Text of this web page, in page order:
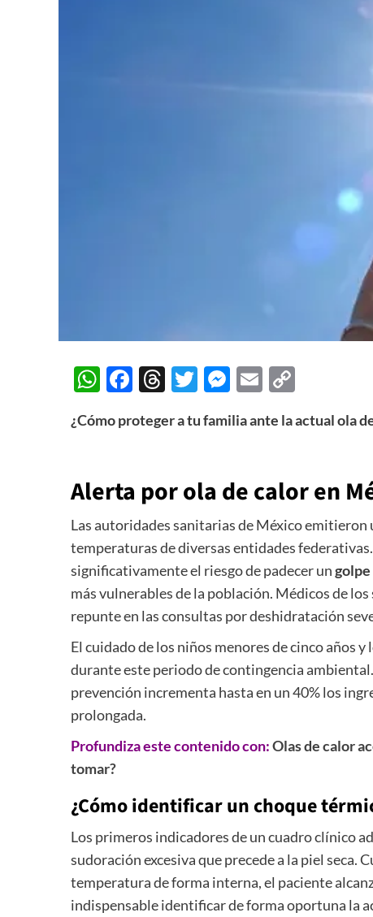
WhatsApp
Facebook
Threads
Twitter
Messenger
Email
¿Cómo proteger a tu familia ante la actual ola
Alerta por ola de calor en
Las autoridades sanitarias de México
temperaturas de diversas entidades
significativamente el riesgo de padecer un
más vulnerables de la población. Médicos de
repunte en las consultas por deshidratación
El cuidado de los niños menores de cinco años
durante este periodo de contingencia
prevención incrementa hasta en un 40% los
prolongada.
Profundiza este contenido con:Olas de calor
tomar?
¿Cómo identificar un choque
Los primeros indicadores de un cuadro clínico
sudoración excesiva que precede a la piel seca.
temperatura de forma interna, el paciente
indispensable identificar de forma oportuna la